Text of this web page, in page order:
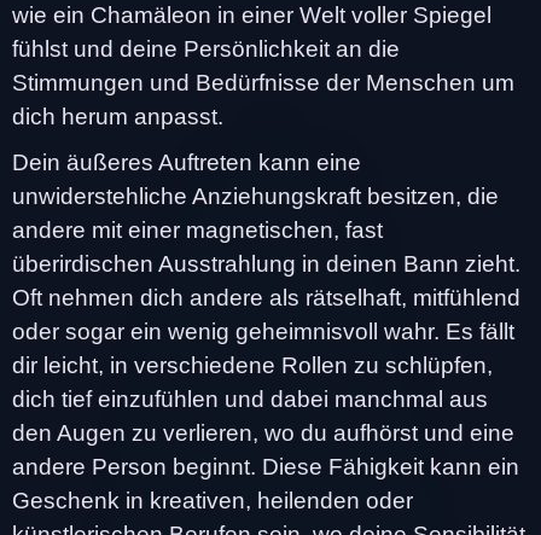
wie ein Chamäleon in einer Welt voller Spiegel
fühlst und deine Persönlichkeit an die
Stimmungen und Bedürfnisse der Menschen um
dich herum anpasst.
Dein äußeres Auftreten kann eine
unwiderstehliche Anziehungskraft besitzen, die
andere mit einer magnetischen, fast
überirdischen Ausstrahlung in deinen Bann zieht.
Oft nehmen dich andere als rätselhaft, mitfühlend
oder sogar ein wenig geheimnisvoll wahr. Es fällt
dir leicht, in verschiedene Rollen zu schlüpfen,
dich tief einzufühlen und dabei manchmal aus
den Augen zu verlieren, wo du aufhörst und eine
andere Person beginnt. Diese Fähigkeit kann ein
Geschenk in kreativen, heilenden oder